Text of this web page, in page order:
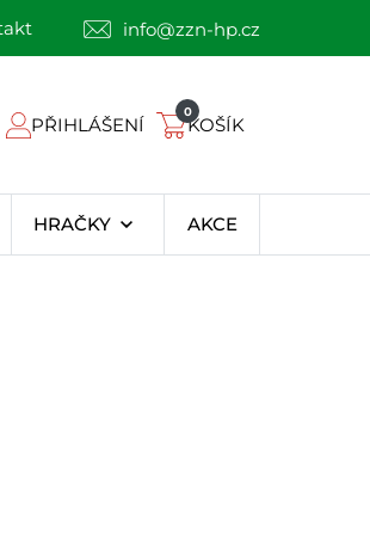
info@zzn-hp.cz
PŘIHLÁŠENÍ
0
KOŠÍK
HRAČKY AKCE